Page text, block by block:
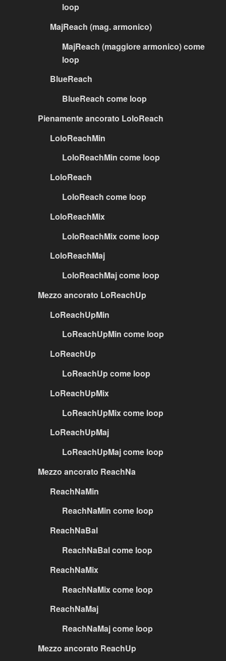
loop
MajReach (mag. armonico)
MajReach (maggiore armonico) come
loop
BlueReach
BlueReach come loop
Pienamente ancorato LoloReach
LoloReachMin
LoloReachMin come loop
LoloReach
LoloReach come loop
LoloReachMix
LoloReachMix come loop
LoloReachMaj
LoloReachMaj come loop
Mezzo ancorato LoReachUp
LoReachUpMin
LoReachUpMin come loop
LoReachUp
LoReachUp come loop
LoReachUpMix
LoReachUpMix come loop
LoReachUpMaj
LoReachUpMaj come loop
Mezzo ancorato ReachNa
ReachNaMin
ReachNaMin come loop
ReachNaBal
ReachNaBal come loop
ReachNaMix
ReachNaMix come loop
ReachNaMaj
ReachNaMaj come loop
Mezzo ancorato ReachUp